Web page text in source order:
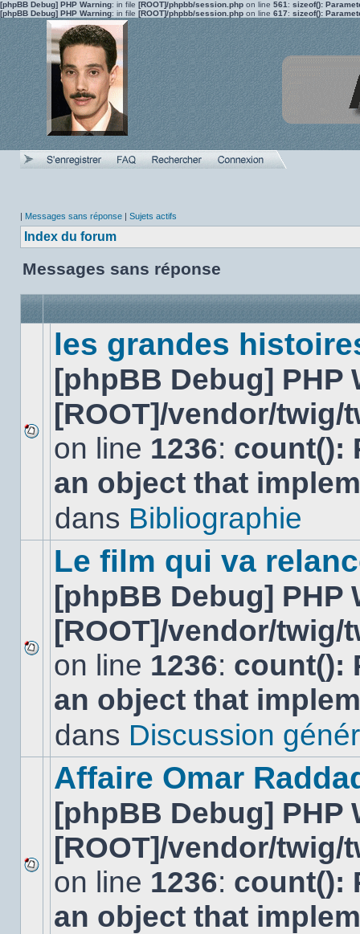
[phpBB Debug] PHP Warning: in file [ROOT]/phpbb/session.php on line 561 : sizeof():
[phpBB Debug] PHP Warning: in file [ROOT]/phpbb/session.php on line 617: sizeof():
| Messages sans réponse | Sujets actifs
Index du forum
Messages sans réponse
Aucun
nouveau
message
non-
dans
les grandes
[phpBB Debug] PHP
[ROOT]/vendor/
on line 1236: count():
an object that
dans Bibliographie
Aucun
nouveau
message
non-
dans
Le film qui va
[phpBB Debug] PHP
[ROOT]/vendor/
on line 1236: count():
an object that
dans Discussion
Aucun
nouveau
message
non-
Affaire Omar
[phpBB Debug] PHP
[ROOT]/vendor/
on line 1236: count():
an object that